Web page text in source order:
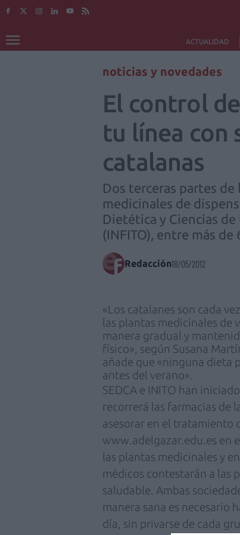
ACTUALIDAD
noticias y novedades
El control
tu línea con
catalanas
Dos terceras partes
medicinales de
Dietética y Ciencias
(INFITO), entre más
Redacción18/05/2012
«Los catalanes son cada
las plantas medicinales de
manera gradual y
físico», según Susana
añade que «ninguna dieta
antes del verano».
SEDCA e INITO han
recorrerá las farmacias de
asesorar en el tratamiento
www.adelgazar.edu.es en
las plantas medicinales y
médicos contestarán a las
saludable. Ambas
manera sana es necesario
día, sin privarse de cada